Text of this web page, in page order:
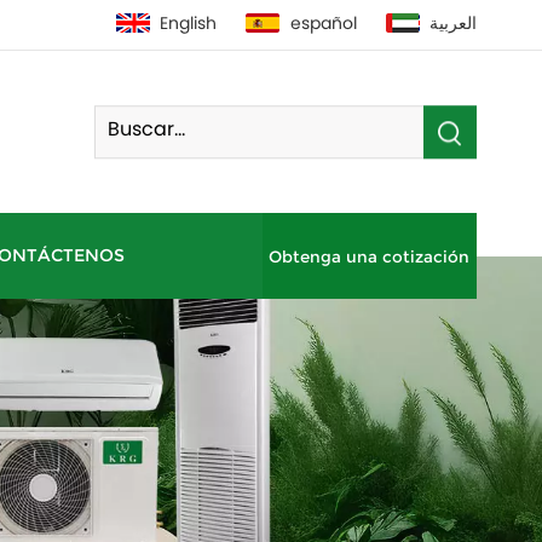
English español العربية
Obtenga una cotización